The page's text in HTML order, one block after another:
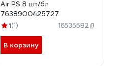
Air PS 8 шт/бл
7638900425727
1(1) 16535582
В корзину